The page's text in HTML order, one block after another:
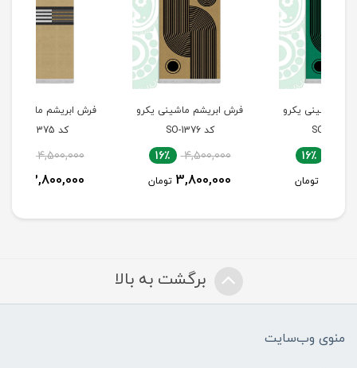
فرش ابریشم ماشینی یکرو
16٪
تومان
فرش ابریشم ماشینی یکرو
16٪
تومان
برگشت به بالا
منوی وب‌سایت